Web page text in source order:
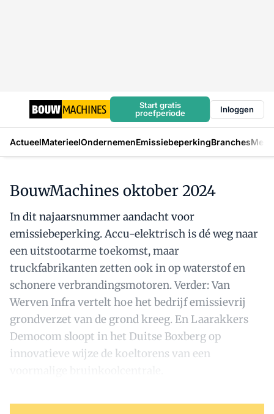
Start gratis
proefperiode
Inloggen
ActueelMaterieelOndernemenEmissiebeperkingBranches
BouwMachines oktober 2024
In dit najaarsnummer aandacht voor
emissiebeperking. Accu-elektrisch is dé weg naar
een uitstootarme toekomst, maar
truckfabrikanten zetten ook in op waterstof en
schonere verbrandingsmotoren. Verder: Van
Werven Infra vertelt hoe het bedrijf emissievrij
grondverzet van de grond kreeg. En Laarakkers
Democom sloopt in het Duitse Boxberg op
innovatieve wijze de koeltorens van een